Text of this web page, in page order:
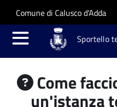
Salta al contenuto
Skip to site navigation
Comune di Calusco d'Adda
Sportello
Come
un'istanza